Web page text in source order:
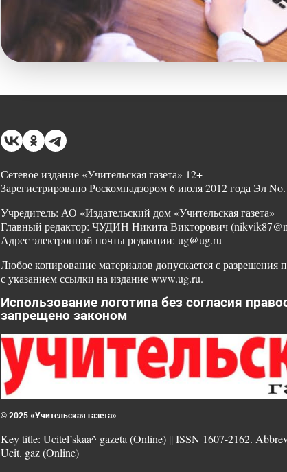
Сетевое издание «Учительская газета» 12+
Зарегистрировано Роскомнадзором 6 июля 2012 года Эл
Учредитель: АО «Издательский дом «Учительская газета»
Главный редактор: ЧУДИН Никита Викторович
Адрес электронной почты редакции: ug@ug.ru
Любое копирование материалов допускается с разрешения
с указанием ссылки на издание www.ug.ru.
Использование логотипа без согласия
запрещено законом
© 2025 «Учительская газета»
Key title: Ucitel’skaa^ gazeta (Online) || ISSN 1607-2162.
Ucit. gaz (Online)